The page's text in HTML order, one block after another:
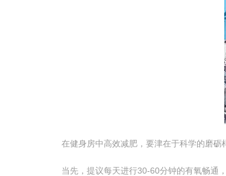
在健身房中高效减肥，要津在于科学的磨砺
当先，提议每天进行30-60分钟的有氧畅通